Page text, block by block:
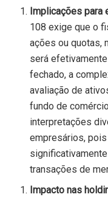
Implicações
108 exige que o
ações ou quotas,
será
fechado, a
avaliação de
fundo de
interpretações
empresários,
transações de
Impacto nas